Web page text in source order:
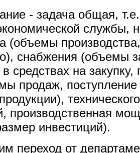
- задача общая,
службы,
(объемы
снабжения (объемы
в средствах на
продаж, поступление
производственная
инвестиций).
переход от